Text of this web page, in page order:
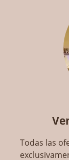
Todas las